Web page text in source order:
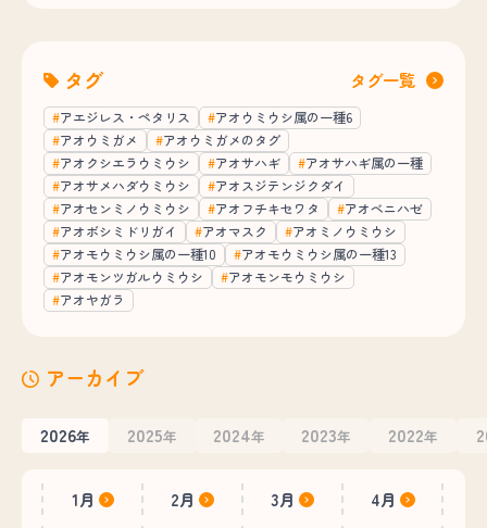
タグ タグ一覧
アエジレス・ペタリス
アオウミウシ属の一種6
アオウミガメ
アオウミガメのタグ
アオクシエラウミウシ
アオサハギ
アオサハギ属の一種
アオサメハダウミウシ
アオスジテンジクダイ
アオセンミノウミウシ
アオフチキセワタ
アオベニハゼ
アオボシミドリガイ
アオマスク
アオミノウミウシ
アオモウミウシ属の一種10
アオモウミウシ属の一種13
アオモンツガルウミウシ
アオモンモウミウシ
アオヤガラ
アーカイブ
2026年 2025年 2024年 2023年 2022年
1月 2月 3月
4月